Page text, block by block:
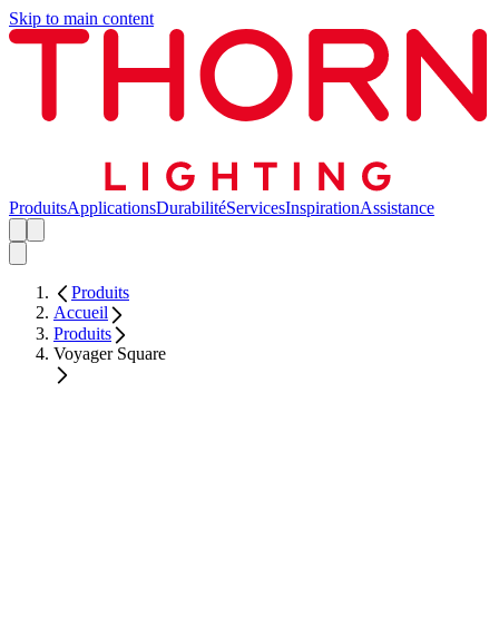
Skip to main content
ProduitsApplicationsDurabilitéServicesInspirationAssistance
Produits
Accueil
Produits
Voyager Square